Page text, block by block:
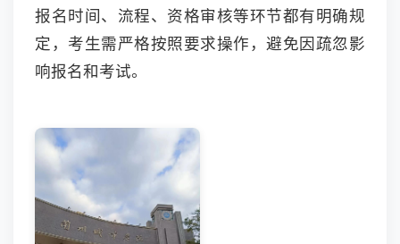
报名时间、流程、资格审核等环节都有明确规
定，考生需严格按照要求操作，避免因疏忽影
响报名和考试。